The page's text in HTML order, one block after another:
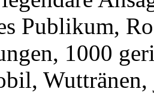
Publikum,
1000
Wuttränen,